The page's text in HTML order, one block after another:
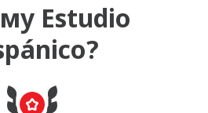
Estudio